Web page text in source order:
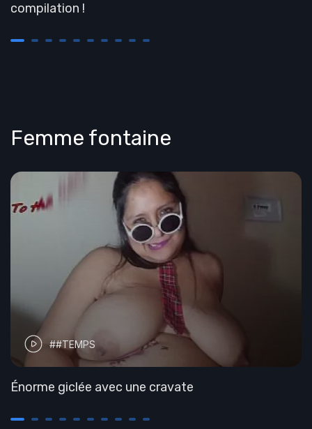
compilation !
Femme fontaine
##TEMPS
Énorme giclée avec une cravate